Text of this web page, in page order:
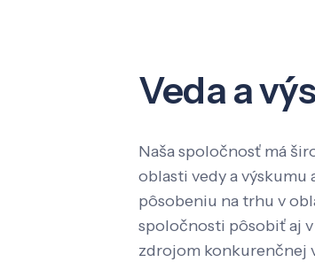
Veda a
Naša spoločnosť má
oblasti vedy a výskumu
pôsobeniu na trhu v
spoločnosti pôsobiť aj v
zdrojom konkurenčnej